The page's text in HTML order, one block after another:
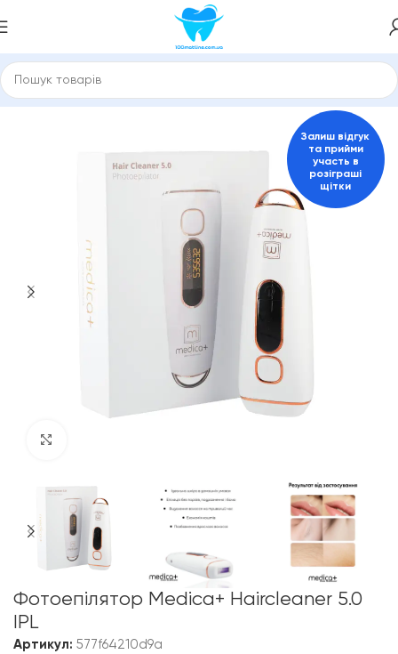
Головна 149061304
Залиш відгук
та прийми
участь в
розіграші
щітки
Фотоепілятор Medica+ Haircleaner 5.0
IPL
Артикул: 577f64210d9a